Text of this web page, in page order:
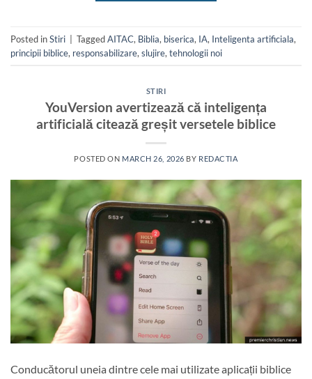
Posted inStiri TaggedAITAC, Biblia, biserica, IA, Inteligenta artificiala,
principii biblice, responsabilizare, slujire, tehnologii noi
STIRI
YouVersion avertizează că inteligența
artificială citează greșit versetele biblice
POSTED ON MARCH 26, 2026 BY REDACTIA
Conducătorul uneia dintre cele mai utilizate aplicații biblice